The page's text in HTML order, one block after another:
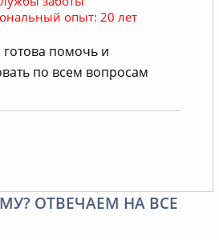
опыт: 20 лет
готова помочь и
по всем вопросам
ОТВЕЧАЕМ НА ВСЕ